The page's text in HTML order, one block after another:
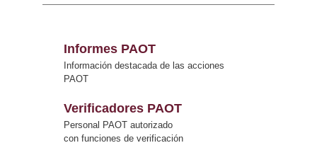
Informes PAOT
Información destacada de las acciones
PAOT
Verificadores PAOT
Personal PAOT autorizado
con funciones de verificación